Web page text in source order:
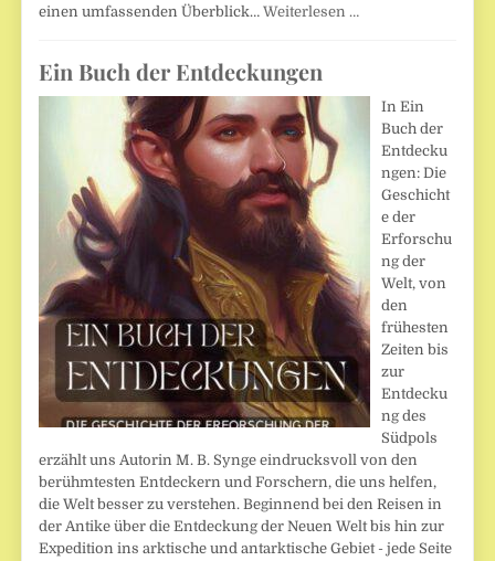
einen umfassenden Überblick…Weiterlesen …
Ein Buch der Entdeckungen
In Ein
Buch der
Entdecku
ngen: Die
Geschicht
e der
Erforschu
ng der
Welt, von
den
frühesten
Zeiten bis
zur
Entdecku
ng des
Südpols
erzählt uns Autorin M. B. Synge eindrucksvoll von den
berühmtesten Entdeckern und Forschern, die uns helfen,
die Welt besser zu verstehen. Beginnend bei den Reisen in
der Antike über die Entdeckung der Neuen Welt bis hin zur
Expedition ins arktische und antarktische Gebiet - jede Seite